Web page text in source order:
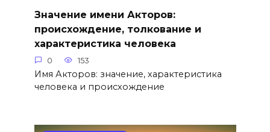
Значение имени Акторов:
происхождение, толкование и
характеристика человека
0 153
Имя Акторов: значение, характеристика
человека и происхождение